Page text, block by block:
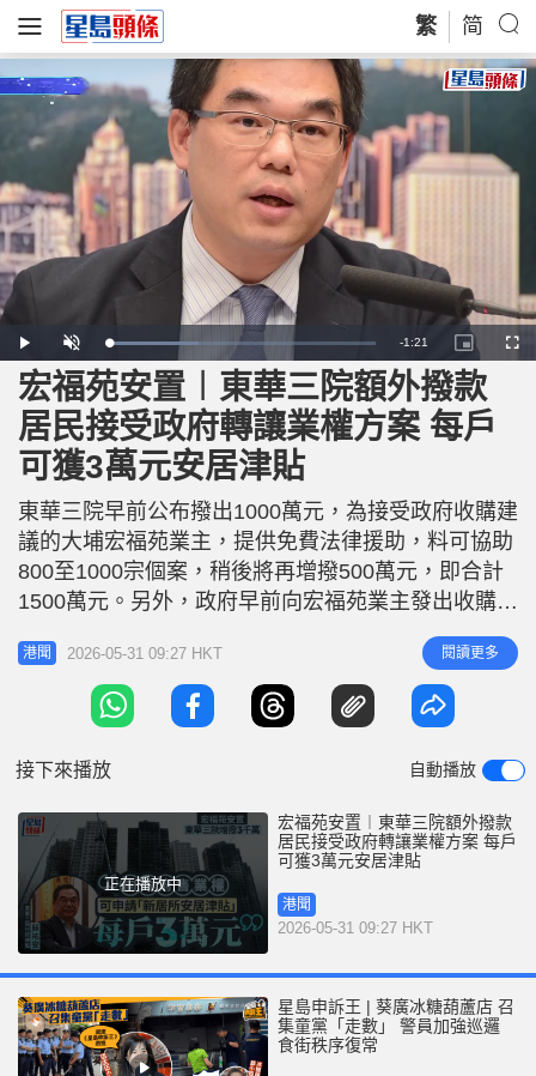
繁 简
P
l
a
y
U
n
m
u
t
e
L
o
a
d
e
:
3
3
.
9
7
R
e
m
n
n
-1:21
P
i
c
t
u
-
i
c
t
e
F
u
宏福苑安置︱東華三院額外撥款
居民接受政府轉讓業權方案 每戶
可獲3萬元安居津貼
東華三院早前公布撥出1000萬元，為接受政府收購建
議的大埔宏福苑業主，提供免費法律援助，料可協助
800至1000宗個案，稍後將再增撥500萬元，即合計
1500萬元。另外，政府早前向宏福苑業主發出收購建
議信件，希望他們於8月底前表達出售業權的意願。
東華三院行政總監蘇祐安今早（31日）在商台節目指
出，東華三院最新已額外撥出3千萬元，作為新居所
安居津貼，只要接受政府的轉讓業權方案，即可獲得
港聞 2026-05-31 09:27 HKT 閱讀更多
接下來播放 自動播放
正在播放中
宏福苑安置︱東華三院額外撥款
居民接受政府轉讓業權方案 每戶
可獲3萬元安居津貼
港聞
2026-05-31 09:27 HKT
星島申訴王 | 葵廣冰糖葫蘆店 召
集童黨「走數」 警員加強巡邏
食街秩序復常